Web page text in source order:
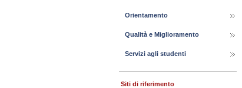
Orientamento
Qualità e Miglioramento
Servizi agli studenti
Siti di riferimento